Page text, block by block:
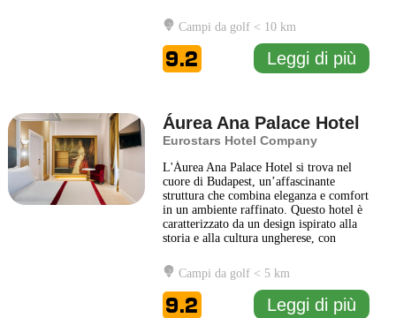
che riflette lo stile fin de siècle con
dettagli art nouveau. Gli ospiti possono
approfittare di spazi raffinati, arredati
con gusto,
... Leggi di più
Campi da golf < 10 km
9.2 Leggi di più
Áurea Ana Palace Hotel
Eurostars Hotel Company
L'Áurea Ana Palace Hotel si trova nel
cuore di Budapest, un’affascinante
struttura che combina eleganza e comfort
in un ambiente raffinato. Questo hotel è
caratterizzato da un design ispirato alla
storia e alla cultura ungherese, con
architettonica della città. Gli ospiti
possono godere di camere ben arredate,
dotate di tutti i comfort moderni,
offrendo un'atmosfera... Leggi di più
Campi da golf < 5 km
9.2 Leggi di più